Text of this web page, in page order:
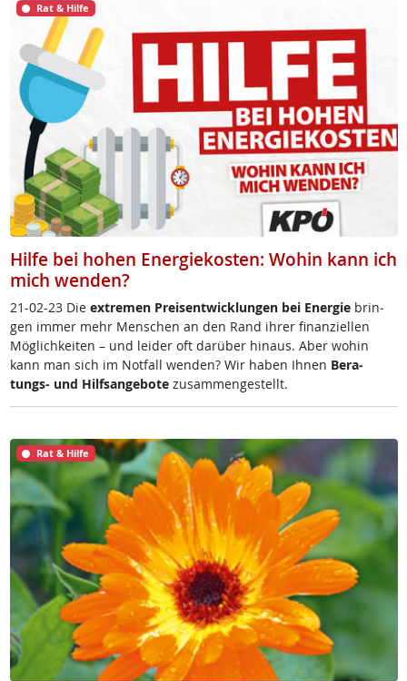
Rat & Hilfe
Hilfe bei hohen Energiekosten: Wohin kann ich
mich wenden?
21-02-23 Die ex­t­re­men Preis­ent­wick­lun­gen bei En­er­giebrin­
gen im­mer mehr Men­schen an den Rand ih­rer fi­nan­zi­el­len
Mög­lich­kei­ten – und lei­der oft dar­über hin­aus. Aber wo­hin
kann man sich im Not­fall wen­den? Wir ha­ben Ih­nen Be­ra­
tungs- und Hilf­s­an­ge­bo­te zu­sam­men­ge­s­tellt.
Rat & Hilfe